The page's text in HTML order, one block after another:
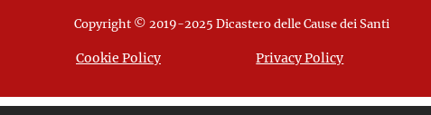
Copyright © 2019-2025 Dicastero delle Cause dei Santi
Cookie Policy Privacy Policy